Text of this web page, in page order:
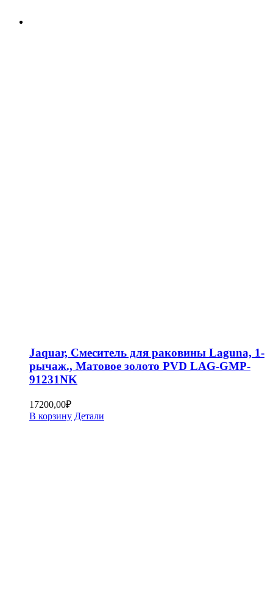
Jaquar, Смеситель для раковины Laguna, 1-
рычаж., Матовое золото PVD LAG-GMP-
91231NK
17200,00₽
В корзину Детали